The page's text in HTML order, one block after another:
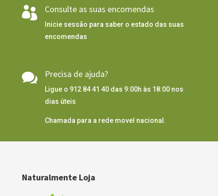
 Consulte as suas encomendas
Inicie sessão para saber o estado das suas
encomendas
 Precisa de ajuda?
Ligue o 912 84 41 40 das 9:00h às 18:00 nos
dias úteis
Chamada para a rede movel nacional.
Naturalmente Loja